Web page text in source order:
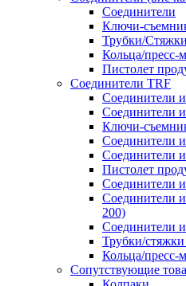
Соединители
Ключи-
Трубки/Стяжки
Кольца/пресс-
Пистолет
Соединители TRF
Соединители
Соединители
Ключи-
Соединители
Соединители
Пистолет
Соединители
Соединители
200)
Соединители
Трубки/
Кольца/пресс-
Сопутствующие